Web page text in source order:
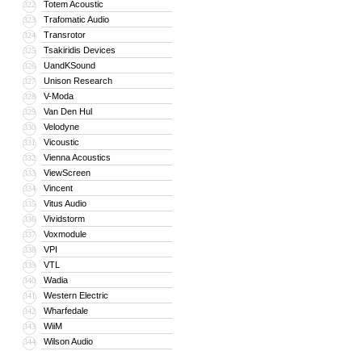
322 Totem Acoustic
323 Trafomatic Audio
324 Transrotor
325 Tsakiridis Devices
326 UandKSound
327 Unison Research
328 V-Moda
329 Van Den Hul
330 Velodyne
331 Vicoustic
332 Vienna Acoustics
333 ViewScreen
334 Vincent
335 Vitus Audio
336 Vividstorm
337 Voxmodule
338 VPI
339 VTL
340 Wadia
341 Western Electric
342 Wharfedale
343 WiiM
344 Wilson Audio